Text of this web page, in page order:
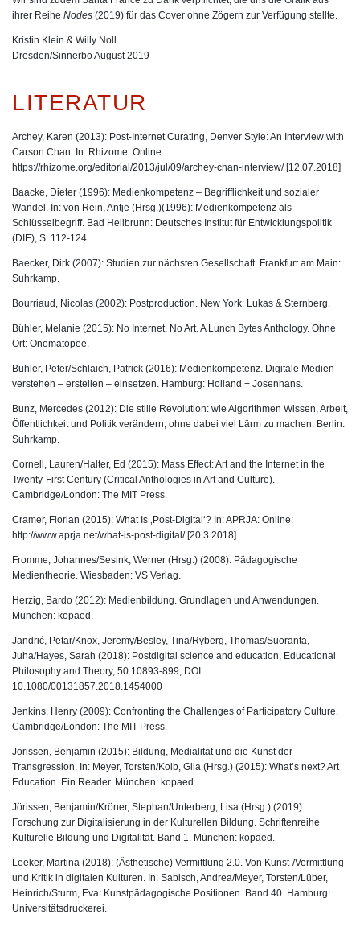
ihrer Reihe Nodes (2019) für das Cover ohne Zögern zur Verfügung stellte.
Kristin Klein & Willy Noll
Dresden/Sinnerbo August 2019
LITERATUR
Archey, Karen (2013): Post-Internet Curating, Denver Style: An Interview with
Carson Chan. In: Rhizome. Online:
https://rhizome.org/editorial/2013/jul/09/archey-chan-interview/[12.07.2018]
Baacke, Dieter (1996): Medienkompetenz – Begrifflichkeit und sozialer
Wandel. In: von Rein, Antje (Hrsg.)(1996): Medienkompetenz als
Schlüsselbegriff. Bad Heilbrunn: Deutsches Institut für Entwicklungspolitik
(DIE), S. 112-124.
Baecker, Dirk (2007): Studien zur nächsten Gesellschaft. Frankfurt am Main:
Suhrkamp.
Bourriaud, Nicolas (2002): Postproduction. New York: Lukas & Sternberg.
Bühler, Melanie (2015): No Internet, No Art. A Lunch Bytes Anthology. Ohne
Ort: Onomatopee.
Bühler, Peter/Schlaich, Patrick (2016): Medienkompetenz. Digitale Medien
verstehen – erstellen – einsetzen. Hamburg: Holland + Josenhans.
Bunz, Mercedes (2012): Die stille Revolution: wie Algorithmen Wissen, Arbeit,
Öffentlichkeit und Politik verändern, ohne dabei viel Lärm zu machen. Berlin:
Suhrkamp.
Cornell, Lauren/Halter, Ed (2015): Mass Effect: Art and the Internet in the
Twenty-First Century (Critical Anthologies in Art and Culture).
Cambridge/London: The MIT Press.
Cramer, Florian (2015): What Is ‚Post-Digital‘? In: APRJA: Online:
http://www.aprja.net/what-is-post-digital/[20.3.2018]
Fromme, Johannes/Sesink, Werner (Hrsg.) (2008): Pädagogische
Medientheorie. Wiesbaden: VS Verlag.
Herzig, Bardo (2012): Medienbildung. Grundlagen und Anwendungen.
München: kopaed.
Jandrić, Petar/Knox, Jeremy/Besley, Tina/Ryberg, Thomas/Suoranta,
Juha/Hayes, Sarah (2018): Postdigital science and education, Educational
Philosophy and Theory, 50:10893-899, DOI:
10.1080/00131857.2018.1454000
Jenkins, Henry (2009): Confronting the Challenges of Participatory Culture.
Cambridge/London: The MIT Press.
Jörissen, Benjamin (2015): Bildung, Medialität und die Kunst der
Transgression. In: Meyer, Torsten/Kolb, Gila (Hrsg.) (2015): What’s next? Art
Education. Ein Reader. München: kopaed.
Jörissen, Benjamin/Kröner, Stephan/Unterberg, Lisa (Hrsg.) (2019):
Forschung zur Digitalisierung in der Kulturellen Bildung. Schriftenreihe
Kulturelle Bildung und Digitalität. Band 1. München: kopaed.
Leeker, Martina (2018): (Ästhetische) Vermittlung 2.0. Von Kunst-/Vermittlung
und Kritik in digitalen Kulturen. In: Sabisch, Andrea/Meyer, Torsten/Lüber,
Heinrich/Sturm, Eva: Kunstpädagogische Positionen. Band 40. Hamburg:
Universitätsdruckerei.